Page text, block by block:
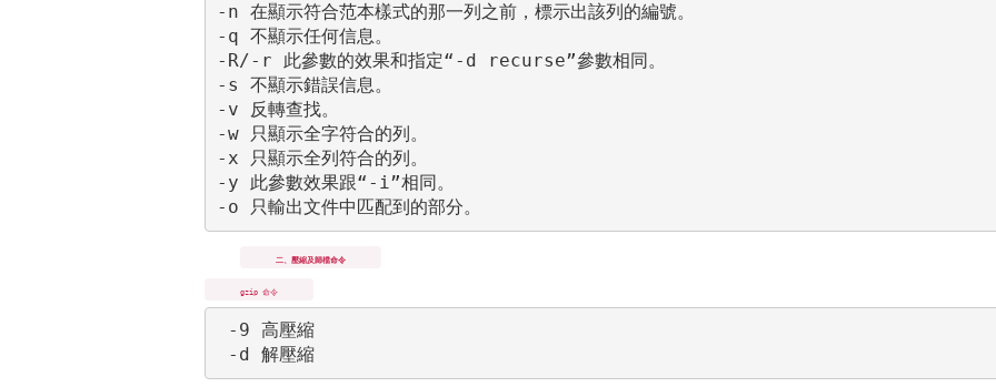
-n 在顯示符合范本樣式的那一列之前，標示出該列的編號。
-q 不顯示任何信息。
-R/-r 此參數的效果和指定“-d recurse”參數相同。
-s 不顯示錯誤信息。
-v 反轉查找。
-w 只顯示全字符合的列。
-x 只顯示全列符合的列。
-y 此參數效果跟“-i”相同。
二、壓縮及歸檔命令
gzip 命令
-d 解壓縮